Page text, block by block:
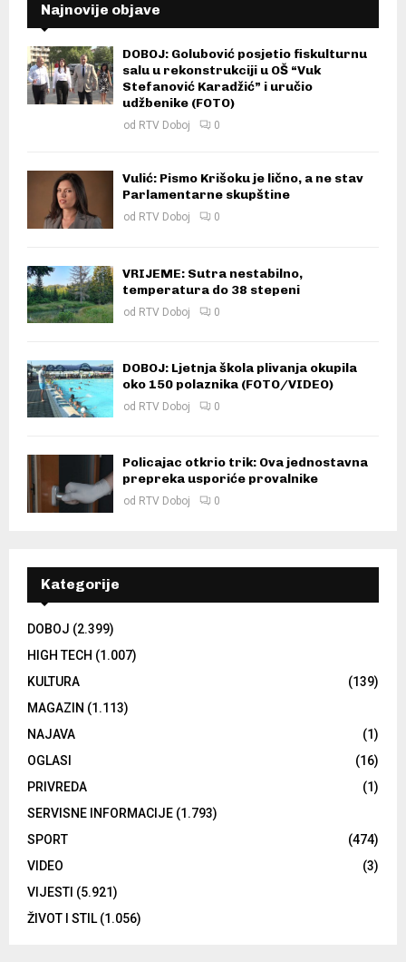
Najnovije objave
DOBOJ: Golubović posjetio fiskulturnu
salu u rekonstrukciji u OŠ “Vuk
Stefanović Karadžić” i uručio
udžbenike (FOTO)
od RTV Doboj 0
Vulić: Pismo Krišoku je lično, a ne stav
Parlamentarne skupštine
od RTV Doboj 0
VRIJEME: Sutra nestabilno,
temperatura do 38 stepeni
od RTV Doboj 0
DOBOJ: Ljetnja škola plivanja okupila
oko 150 polaznika (FOTO/VIDEO)
od RTV Doboj 0
Policajac otkrio trik: Ova jednostavna
prepreka usporiće provalnike
od RTV Doboj 0
Kategorije
DOBOJ (2.399)
HIGH TECH (1.007)
KULTURA
(139)
MAGAZIN (1.113)
NAJAVA
(1)
OGLASI
(16)
PRIVREDA
(1)
SERVISNE INFORMACIJE (1.793)
SPORT
(474)
VIDEO
(3)
VIJESTI (5.921)
ŽIVOT I STIL (1.056)